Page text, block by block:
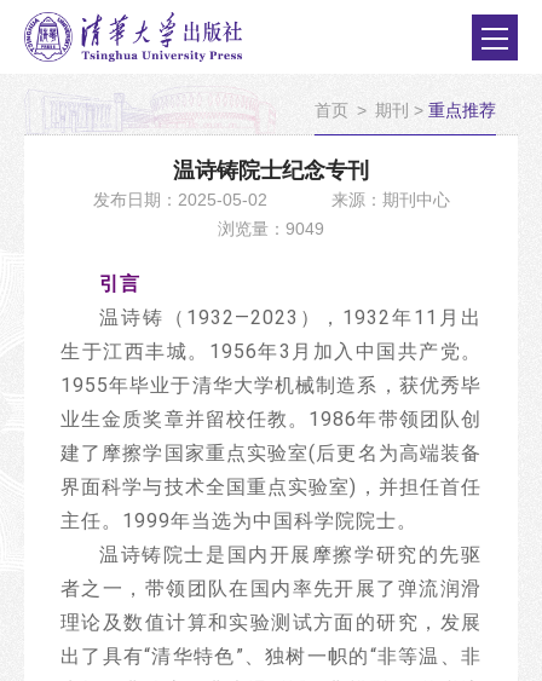
首页 > 期刊 > 重点推荐
温诗铸院士纪念专刊
发布日期：2025-05-02
来源：期刊中心
浏览量：9049
引言
温诗铸（1932—2023），1932年11月出
生于江西丰城。1956年3月加入中国共产党。
1955年毕业于清华大学机械制造系，获优秀毕
业生金质奖章并留校任教。1986年带领团队创
建了摩擦学国家重点实验室(后更名为高端装备
界面科学与技术全国重点实验室)，并担任首任
主任。1999年当选为中国科学院院士。
温诗铸院士是国内开展摩擦学研究的先驱
者之一，带领团队在国内率先开展了弹流润滑
理论及数值计算和实验测试方面的研究，发展
出了具有“清华特色”、独树一帜的“非等温、非